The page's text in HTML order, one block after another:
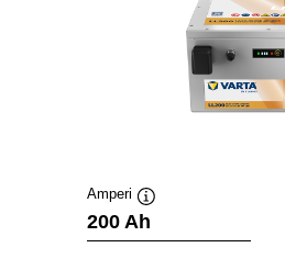
Amperi
Tooltip
200 Ah